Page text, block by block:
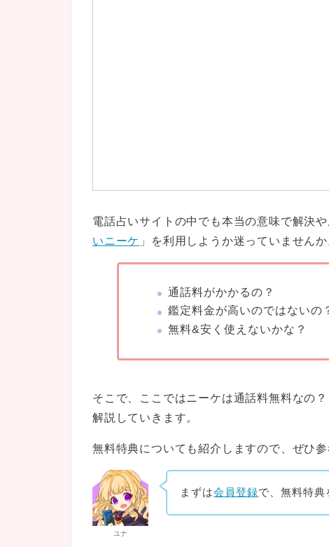
電話占いサイトの中でも本当の意味で解決
いニーケ 」を利用しようか迷っていませんか
通話料がかかるの？
鑑定料金が高いのではないの
無料&安く使えないかな？
そこで、ここではニーケは通話料無料なの
解説していきます。
無料特典についても紹介しますので、ぜひ参
ユナ
まずは会員登録で、無料特典